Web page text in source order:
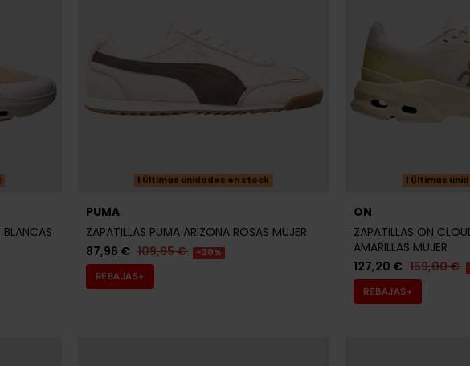
Últimas unidades en stock
PUMA
ZAPATILLAS PUMA ARIZONA ROSAS MUJER
87,96 € 109,95 € -20%
REBAJAS+
Últimas
ON
ZAPATILLAS ON
AMARILLAS MUJER
127,20 € 159,00 €
REBAJAS+